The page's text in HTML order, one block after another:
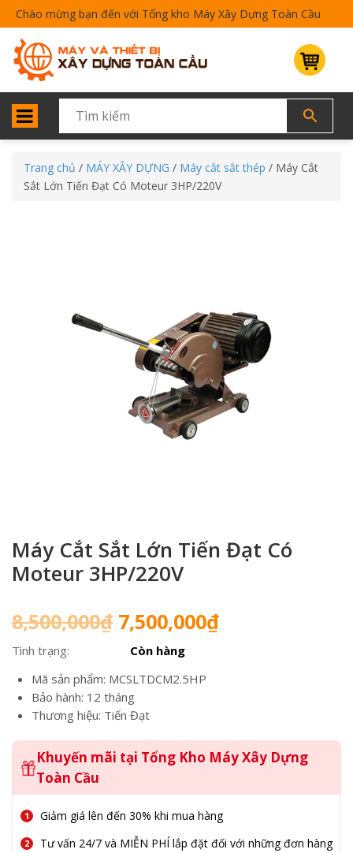
Chào mừng bạn đến với Tổng kho Máy Xây Dựng Toàn Cầu
Trang chủ / MÁY XÂY DỰNG / Máy cắt sắt thép / Máy Cắt
Sắt Lớn Tiến Đạt Có Moteur 3HP/220V
Máy Cắt Sắt Lớn Tiến Đạt Có
Moteur 3HP/220V
8,500,000₫ Giá
gốc
là:
8,500,000₫.
7,500,000₫Giá
Tình trạng:
Còn hàng
Mã sản phẩm: MCSLTDCM2.5HP
Bảo hành: 12 tháng
Thương hiệu: Tiến Đạt
Khuyến mãi tại Tổng Kho Máy Xây Dựng
Toàn Cầu
Giảm giá lên đến 30% khi mua hàng
Tư vấn 24/7 và MIỄN PHÍ lắp đặt đối với những đơn hàng